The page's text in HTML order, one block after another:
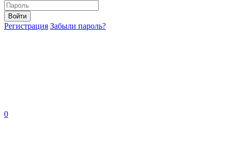
Войти
Регистрация Забыли пароль?
0